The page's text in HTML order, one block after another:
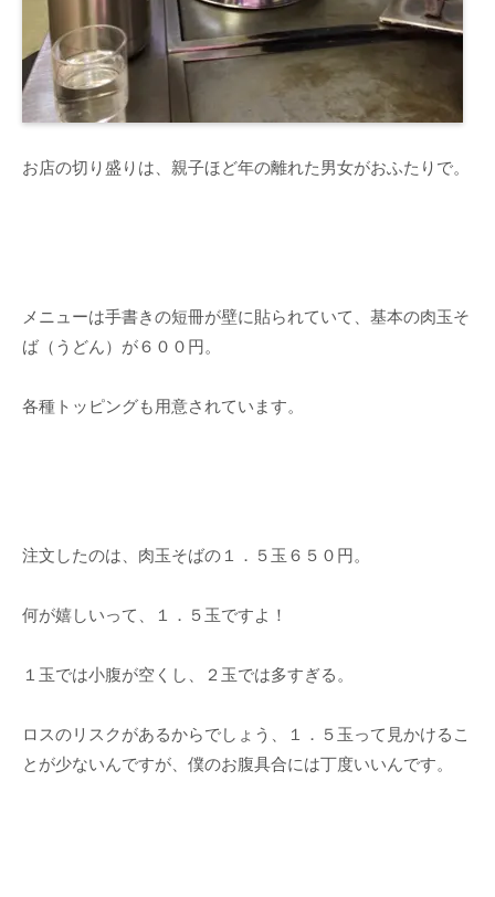
お店の切り盛りは、親子ほど年の離れた男女がおふたりで。
メニューは手書きの短冊が壁に貼られていて、基本の肉玉そ
ば（うどん）が６００円。
各種トッピングも用意されています。
注文したのは、肉玉そばの１．５玉６５０円。
何が嬉しいって、１．５玉ですよ！
１玉では小腹が空くし、２玉では多すぎる。
ロスのリスクがあるからでしょう、１．５玉って見かけるこ
とが少ないんですが、僕のお腹具合には丁度いいんです。